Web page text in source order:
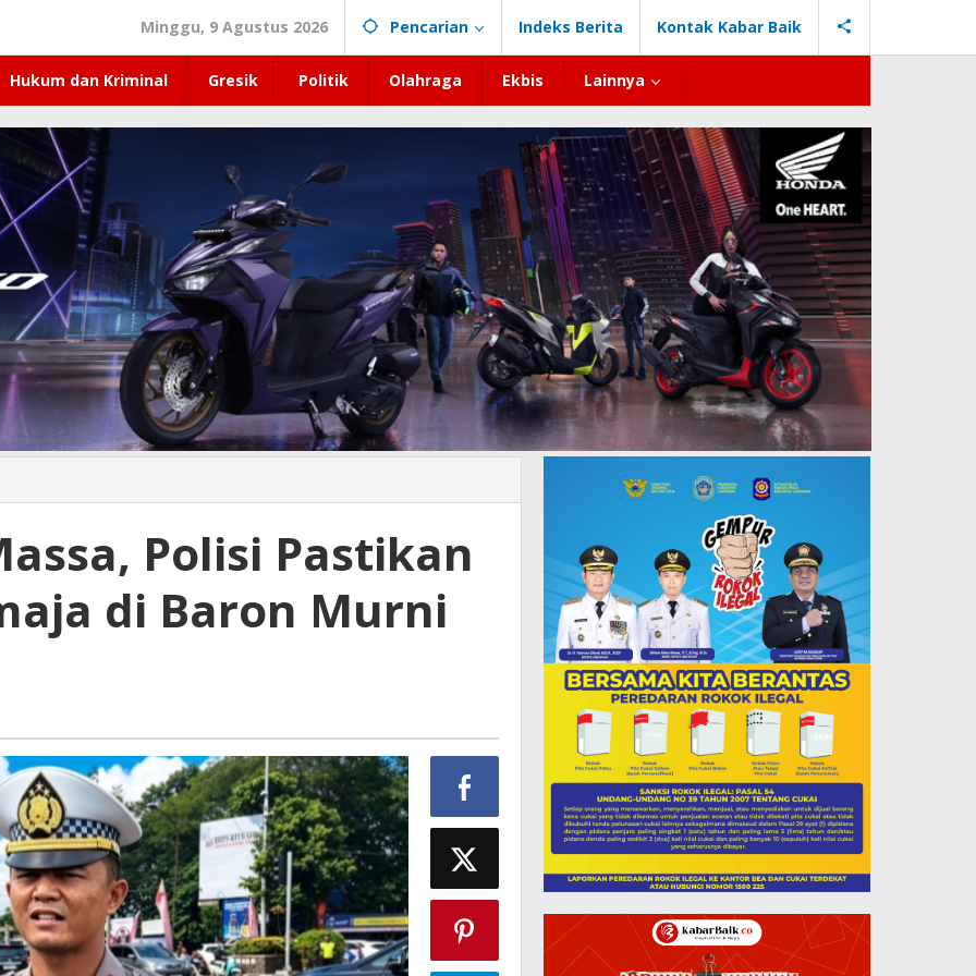
Minggu, 9 Agustus 2026 Pencarian Indeks Berita Kontak Kabar Baik
Hukum dan Kriminal Gresik Politik Olahraga Ekbis Lainnya
Polisi Pastikan
di Baron Murni